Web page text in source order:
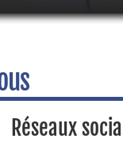
Réseaux